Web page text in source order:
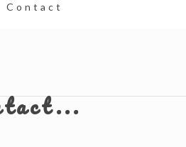
Contact